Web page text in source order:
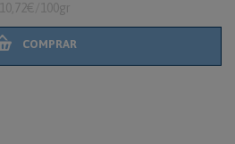
10,72€/100gr
COMPRAR